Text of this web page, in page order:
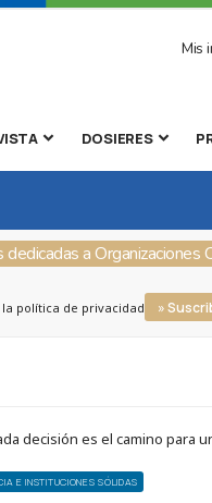
Mis
DOSIERES
dedicadas a Organizaciones
política de privacidad »
decisión es el camino para
E INSTITUCIONES SÓLIDAS